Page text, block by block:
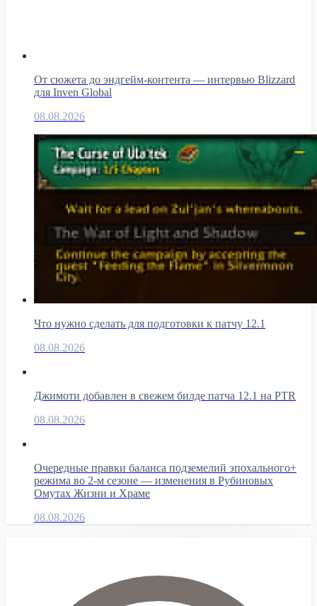
От сюжета до эндгейм-контента — интервью Blizzard
для Inven Global
08.08.2026
Что нужно сделать для подготовки к патчу 12.1
08.08.2026
Джимоти добавлен в свежем билде патча 12.1 на PTR
08.08.2026
Очередные правки баланса подземелий эпохального+
режима во 2-м сезоне — изменения в Рубиновых
Омутах Жизни и Храме
08.08.2026